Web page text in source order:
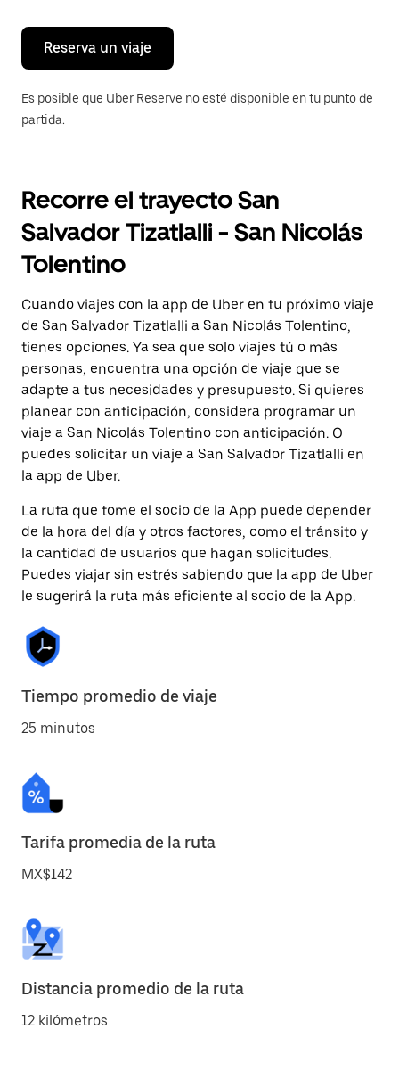
Reserva un viaje
Es posible que Uber Reserve no esté disponible en tu punto de
partida.
Recorre el trayecto San
Salvador Tizatlalli - San Nicolás
Tolentino
Cuando viajes con la app de Uber en tu próximo viaje
de San Salvador Tizatlalli a San Nicolás Tolentino,
tienes opciones. Ya sea que solo viajes tú o más
personas, encuentra una opción de viaje que se
adapte a tus necesidades y presupuesto. Si quieres
planear con anticipación, considera programar un
viaje a San Nicolás Tolentino con anticipación. O
puedes solicitar un viaje a San Salvador Tizatlalli en
la app de Uber.
La ruta que tome el socio de la App puede depender
de la hora del día y otros factores, como el tránsito y
la cantidad de usuarios que hagan solicitudes.
Puedes viajar sin estrés sabiendo que la app de Uber
le sugerirá la ruta más eficiente al socio de la App.
Tiempo promedio de viaje
25 minutos
Tarifa promedia de la ruta
MX$142
Distancia promedio de la ruta
12 kilómetros